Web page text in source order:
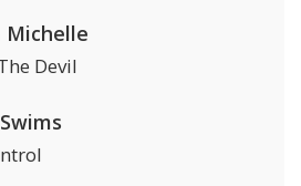
Michelle
Devil